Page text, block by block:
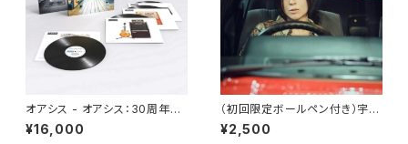
オアシス - オアシス：30周年記
念デラックス・エディション（輸入
盤国内仕様4LP）(4LP)
¥16,000
（初回限定ボールペン付き）宇多
田ヒカル - パッパパラダイス
(7")
¥2,500